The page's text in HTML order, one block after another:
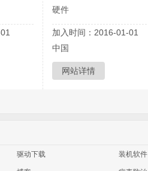
硬件
加入时间：2016-01-01
中国
网站详情
驱动下载 装机软件